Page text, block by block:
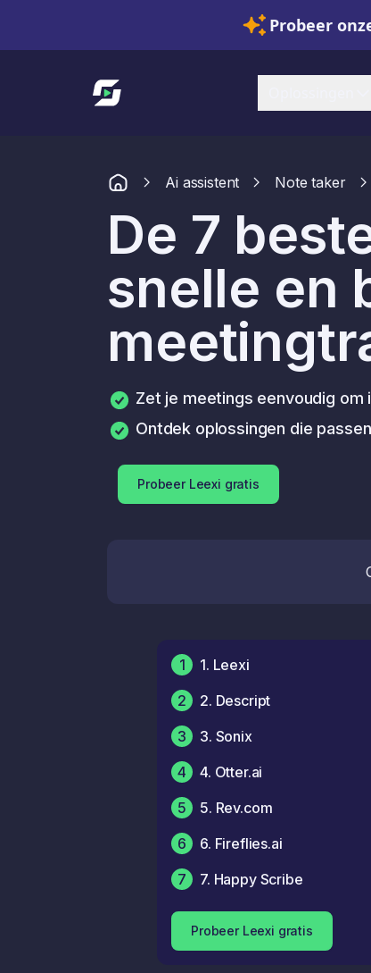
Probeer
Link naar startpagina
Ai assistent Note taker
De 7
snelle en
Zet je meetings eenvoudig om
Ontdek oplossingen die
Probeer Leexi gratis
1
1. Leexi
2
2. Descript
3
3. Sonix
4
4. Otter.ai
5
5. Rev.com
6
6. Fireflies.ai
7
7. Happy Scribe
Probeer Leexi gratis